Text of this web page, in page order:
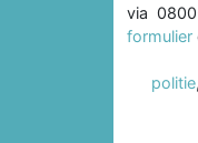
via
formulier
politie,